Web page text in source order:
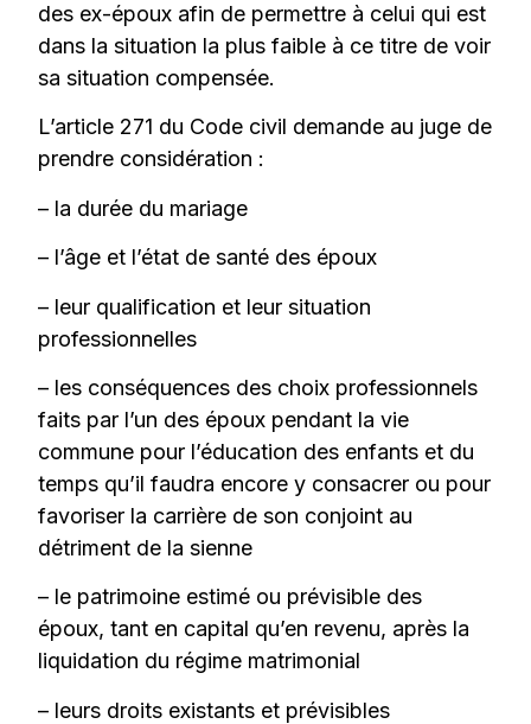
des ex-époux afin de permettre à celui qui est
dans la situation la plus faible à ce titre de voir
sa situation compensée.
L’article 271 du Code civil demande au juge de
prendre considération :
– la durée du mariage
– l’âge et l’état de santé des époux
– leur qualification et leur situation
professionnelles
– les conséquences des choix professionnels
faits par l’un des époux pendant la vie
commune pour l’éducation des enfants et du
temps qu’il faudra encore y consacrer ou pour
favoriser la carrière de son conjoint au
détriment de la sienne
– le patrimoine estimé ou prévisible des
époux, tant en capital qu’en revenu, après la
liquidation du régime matrimonial
– leurs droits existants et prévisibles